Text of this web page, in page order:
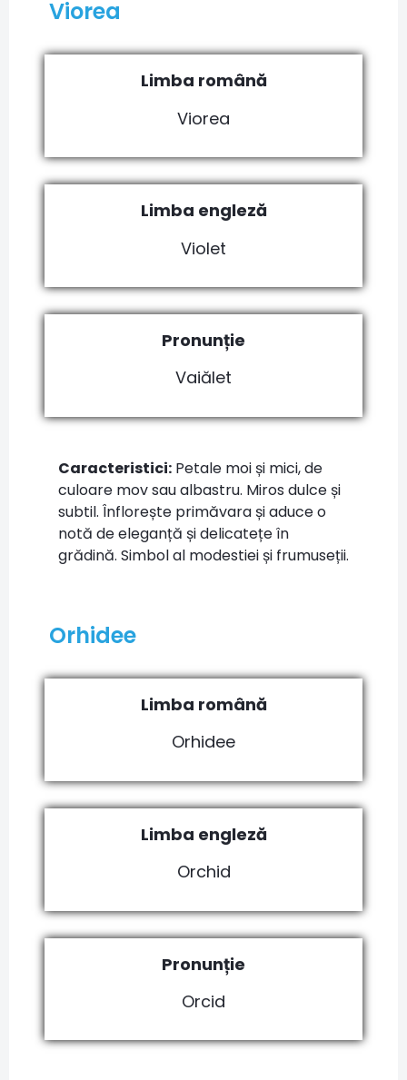
Viorea
Limba română
Viorea
Limba engleză
Violet
Pronunție
Vaiălet
Caracteristici: Petale moi și mici, de
culoare mov sau albastru. Miros dulce și
subtil. Înflorește primăvara și aduce o
notă de eleganță și delicatețe în
grădină. Simbol al modestiei și frumuseții.
Orhidee
Limba română
Orhidee
Limba engleză
Orchid
Pronunție
Orcid